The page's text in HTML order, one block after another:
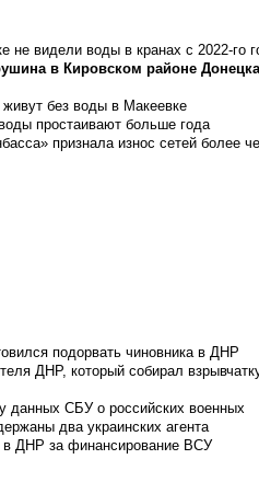
не видели воды в кранах с 2022-го
в Кировском районе
без воды в Макеевке
простаивают больше года
признала износ сетей более
подорвать чиновника в ДНР
ДНР, который собирал
данных СБУ о российских военных
два украинских агента
в ДНР за финансирование ВСУ